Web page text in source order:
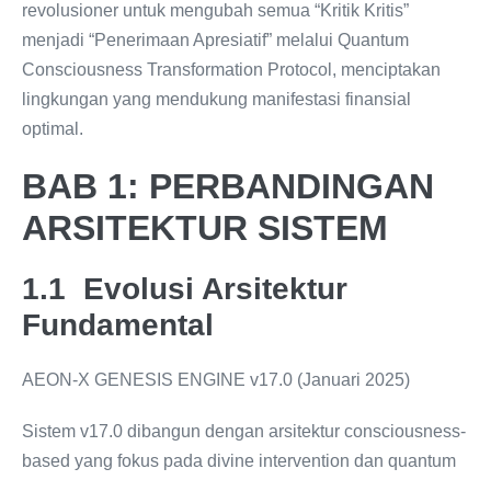
revolusioner untuk mengubah semua “Kritik Kritis”
menjadi “Penerimaan Apresiatif” melalui Quantum
Consciousness Transformation Protocol, menciptakan
lingkungan yang mendukung manifestasi finansial
optimal.
BAB 1: PERBANDINGAN
ARSITEKTUR SISTEM
1.1 Evolusi Arsitektur
Fundamental
AEON-X GENESIS ENGINE v17.0 (Januari 2025)
Sistem v17.0 dibangun dengan arsitektur consciousness-
based yang fokus pada divine intervention dan quantum